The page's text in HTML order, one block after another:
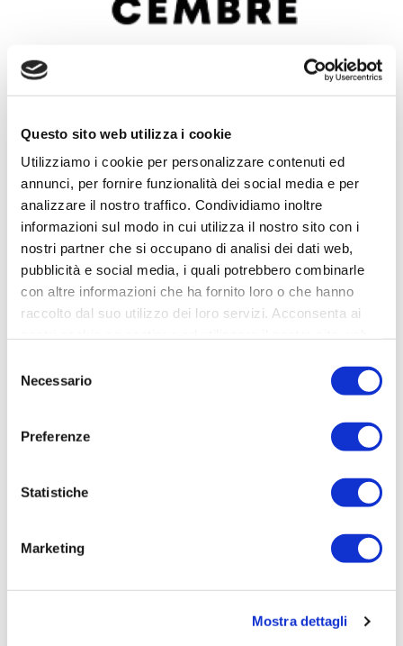
Questo sito web utilizza i cookie
Utilizziamo i cookie per personalizzare contenuti ed
annunci, per fornire funzionalità dei social media e per
analizzare il nostro traffico. Condividiamo inoltre
informazioni sul modo in cui utilizza il nostro sito con i
nostri partner che si occupano di analisi dei dati web,
pubblicità e social media, i quali potrebbero combinarle
con altre informazioni che ha fornito loro o che hanno
raccolto dal suo utilizzo dei loro servizi. Acconsenta ai
delNecessario
Preferenze
Statistiche
Marketing
Mostra dettagli